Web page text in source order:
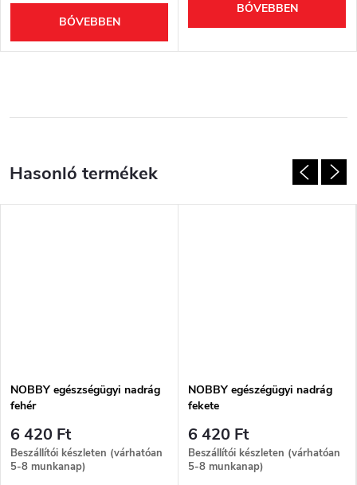
BŐVEBBEN
BŐVEBBEN
NOBBY egészségügyi nadrág
fehér
6 420 Ft
Beszállítói készleten (várhatóan
5-8 munkanap)
NOBBY egészégügyi nadrág
fekete
6 420 Ft
Beszállítói készleten (várhatóan
5-8 munkanap)